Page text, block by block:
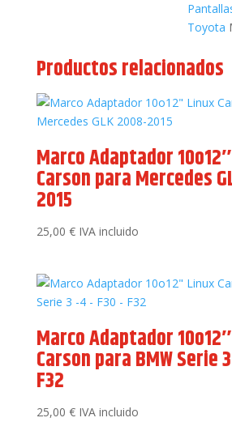
Toyota
Productos relacionados
Marco Adaptador
Carson para Mercedes
2015
25,00 € IVA incluido
Marco Adaptador
Carson para BMW Serie
F32
25,00 € IVA incluido